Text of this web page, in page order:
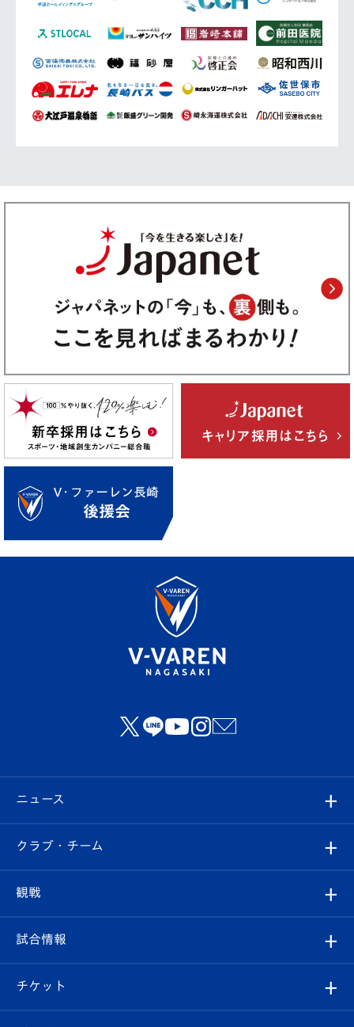
ニュース
すべて
クラブ
試合情報
クラブ・チーム
クラブ概要
エンブレム紹介
観戦
観戦ルール
はじめての観戦ガイド
試合情報
試合日程/結果
チケット